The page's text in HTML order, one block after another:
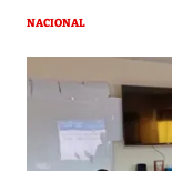
NACIONAL